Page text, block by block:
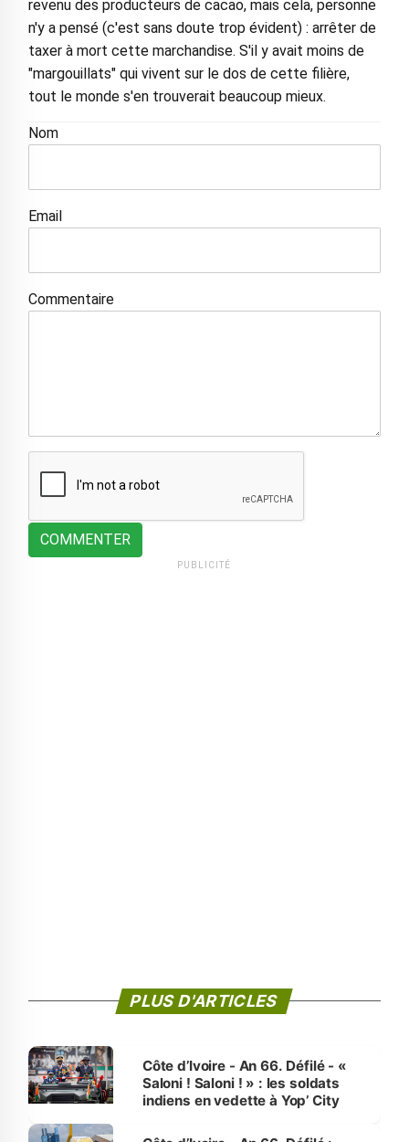
revenu des producteurs de cacao, mais cela, personne
n'y a pensé (c'est sans doute trop évident) : arrêter de
taxer à mort cette marchandise. S'il y avait moins de
"margouillats" qui vivent sur le dos de cette filière,
tout le monde s'en trouverait beaucoup mieux.
Nom
Email
Commentaire
COMMENTER
PUBLICITÉ
PLUS D'ARTICLES
Côte d’Ivoire - An 66. Défilé - «
Saloni ! Saloni ! » : les soldats
indiens en vedette à Yop’ City